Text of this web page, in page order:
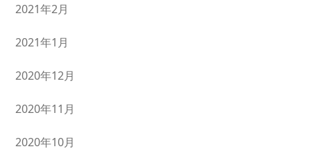
2021年2月
2021年1月
2020年12月
2020年11月
2020年10月